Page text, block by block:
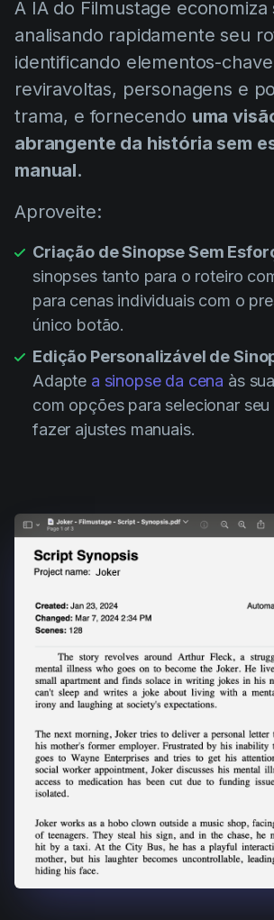
A IA do Filmustage
analisando rapidamente seu
identificando elementos-
reviravoltas, personagens e
trama, e fornecendo uma
abrangente da história sem
manual.
Aproveite:
Criação de Sinopse Sem
sinopses tanto para o roteiro
para cenas individuais com o
único botão.
Edição Personalizável de
Adapte a sinopse da cena às
com opções para selecionar
fazer ajustes manuais.